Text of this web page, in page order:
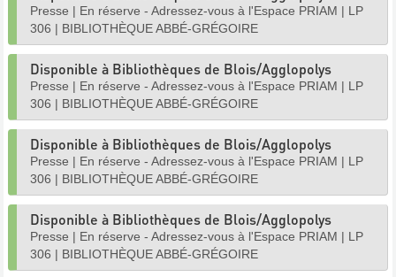
Presse | En réserve - Adressez-vous à l'Espace PRIAM | LP
306 | BIBLIOTHÈQUE ABBÉ-GRÉGOIRE
Disponible à Bibliothèques de Blois/Agglopolys
Presse | En réserve - Adressez-vous à l'Espace PRIAM | LP
306 | BIBLIOTHÈQUE ABBÉ-GRÉGOIRE
Disponible à Bibliothèques de Blois/Agglopolys
Presse | En réserve - Adressez-vous à l'Espace PRIAM | LP
306 | BIBLIOTHÈQUE ABBÉ-GRÉGOIRE
Disponible à Bibliothèques de Blois/Agglopolys
Presse | En réserve - Adressez-vous à l'Espace PRIAM | LP
306 | BIBLIOTHÈQUE ABBÉ-GRÉGOIRE